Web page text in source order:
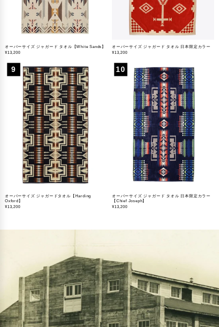
オーバーサイズ ジャガード タオル【White Sands】
¥13,200
オーバーサイズ ジャガード タオル 日本限定カラー
¥13,200
9
オーバーサイズ ジャガードタオル【Harding
Oxford】
¥13,200
10
オーバーサイズ ジャガード タオル 日本限定カラー
【Chief Joseph】
¥13,200